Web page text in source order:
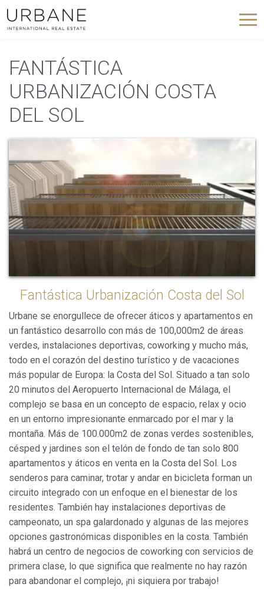
FANTÁSTICA
URBANIZACIÓN COSTA
DEL SOL
Fantástica Urbanización Costa del Sol
Urbane se enorgullece de ofrecer áticos y apartamentos en
un fantástico desarrollo con más de 100,000m2 de áreas
verdes, instalaciones deportivas, coworking y mucho más,
todo en el corazón del destino turístico y de vacaciones
más popular de Europa: la Costa del Sol. Situado a tan solo
20 minutos del Aeropuerto Internacional de Málaga, el
complejo se basa en un concepto de espacio, relax y ocio
en un entorno impresionante enmarcado por el mar y la
montaña. Más de 100.000m2 de zonas verdes sostenibles,
césped y jardines son el telón de fondo de tan solo 800
apartamentos y áticos en venta en la Costa del Sol. Los
senderos para caminar, trotar y andar en bicicleta forman un
circuito integrado con un enfoque en el bienestar de los
residentes. También hay instalaciones deportivas de
campeonato, un spa galardonado y algunas de las mejores
opciones gastronómicas disponibles en la costa. También
habrá un centro de negocios de coworking con servicios de
primera clase, lo que significa que realmente no hay razón
para abandonar el complejo, ¡ni siquiera por trabajo!
Técnicas y funcionales
Siempre activas
Este sitio web utiliza Cookies propias para recopilar
información con la finalidad de mejorar nuestros servicios.
Si continua navegando, supone la aceptación de la
instalación de las mismas. El usuario tiene la posibilidad
de configurar su navegador pudiendo, si así lo desea,
impedir que sean instaladas en su disco duro, aunque
deberá tener en cuenta que dicha acción podrá ocasionar
dificultades de navegación de la página web.
Analíticas y personalización
Permiten realizar el seguimiento y análisis del
comportamiento de los usuarios de este sitio web. La
información recogida mediante este tipo de cookies se
utiliza en la medición de la actividad de la web para la
elaboración de perfiles de navegación de los usuarios con
el fin de introducir mejoras en función del análisis de los
datos de uso que hacen los usuarios del servicio. Permiten
guardar la información de preferencia del usuario para
mejorar la calidad de nuestros servicios y para ofrecer una
mejor experiencia a través de productos recomendados.
Marketing y publicidad
Estas cookies son utilizadas para almacenar información
sobre las preferencias y elecciones personales del usuario
a través de la observación continuada de sus hábitos de